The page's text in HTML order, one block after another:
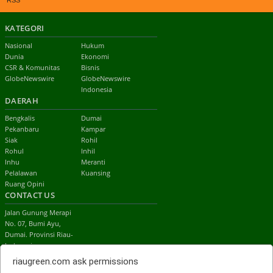
KATEGORI
Nasional
Hukum
Dunia
Ekonomi
CSR & Komunitas
Bisnis
GlobeNewswire
GlobeNewswire
Indonesia
DAERAH
Bengkalis
Dumai
Pekanbaru
Kampar
Siak
Rohil
Rohul
Inhil
Inhu
Meranti
Pelalawan
Kuansing
Ruang Opini
CONTACT US
Jalan Gunung Merapi
No. 07, Bumi Ayu,
Dumai. Provinsi Riau-
Indonesia
email:
redaksi.riaugreen@gmail.com
riaugreen.com ask permissions